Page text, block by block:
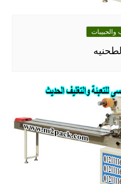
والحبيبات